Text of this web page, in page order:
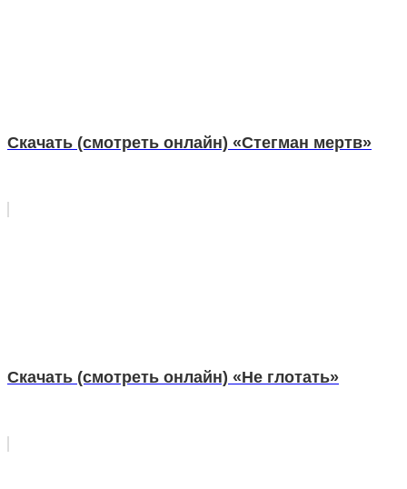
Скачать (смотреть онлайн) «Стегман мертв»
Скачать (смотреть онлайн) «Не глотать»